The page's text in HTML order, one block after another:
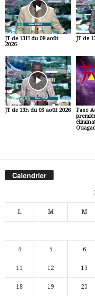
JT de 13H du 08 août
2026
JT de
JT de 13h du 05 août 2026
Faso
Calendrier
L M M
4 5 6
11 12 13
18 19 20